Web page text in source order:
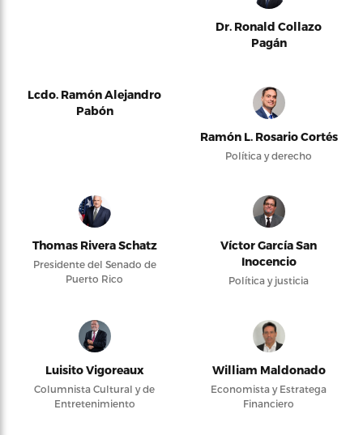
Dr. Ronald Collazo
Pagán
Lcdo. Ramón Alejandro
Pabón
Ramón L. Rosario Cortés
Política y derecho
Thomas Rivera Schatz
Presidente del Senado de
Puerto Rico
Víctor García San
Inocencio
Política y justicia
Luisito Vigoreaux
Columnista Cultural y de
Entretenimiento
William Maldonado
Economista y Estratega
Financiero